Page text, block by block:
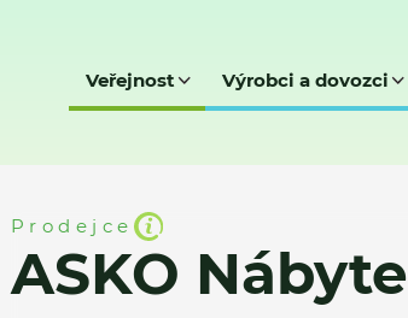
Veřejnost Výrobci a dovozci
Prodejce
ASKO